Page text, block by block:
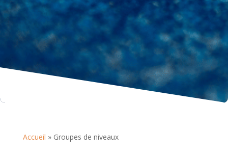
Accueil » Groupes de niveaux